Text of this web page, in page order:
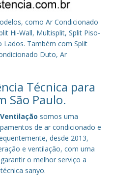
como Ar Condicionado
Hi-Wall, Multisplit, Split Piso-
Lados. Também com Split
Duto, Ar
Técnica para
São Paulo.
somos uma
de ar condicionado e
desde 2013,
e ventilação, com uma
o melhor serviço a
sanyo.